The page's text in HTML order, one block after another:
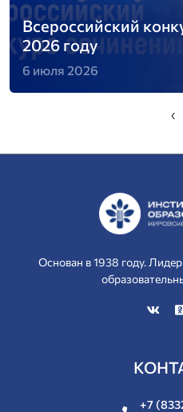
Всероссийский
2026 году
6 июля 2026
‹
Основан в 1938 году.
+7